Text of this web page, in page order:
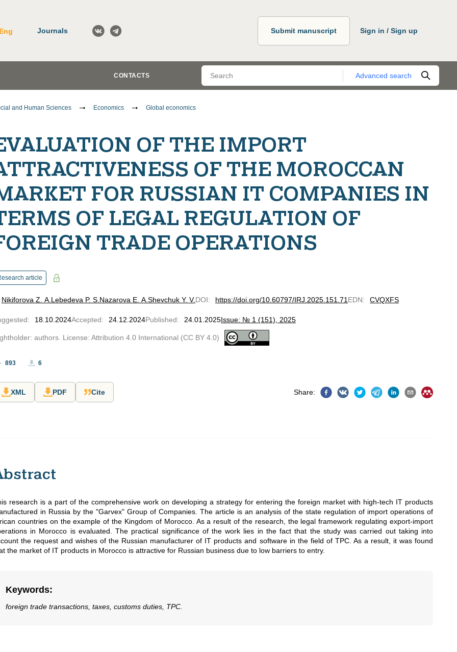
Eng Journals Submit manuscript Sign in / Sign up
CONTACTS Advanced search
and Human Sciences Economics Global economics
OF THE IMPORT
OF THE MOROCCAN
FOR RUSSIAN IT COMPANIES IN
OF LEGAL REGULATION OF
TRADE OPERATIONS
article
Nikiforova Z. A. Lebedeva P. S. Nazarova E. A. Shevchuk Y. V.DOI: https://doi.org/10.60797/IRJ.2025.151.71 EDN: CVQXFS
: 18.10.2024Accepted: 24.12.2024Published: 24.01.2025Issue: № 1 (151), 2025
authors. License: Attribution 4.0 International (CC BY 4.0)
893 6
XML PDF Cite Share:
research is a part of the comprehensive work on developing a strategy for entering the foreign market with high-tech IT products
in Russia by the "Garvex" Group of Companies. The article is an analysis of the state regulation of import operations of
countries on the example of the Kingdom of Morocco. As a result of the research, the legal framework regulating export-import
in Morocco is evaluated. The practical significance of the work lies in the fact that the study was carried out taking into
the request and wishes of the Russian manufacturer of IT products and software in the field of TPC. As a result, it was found
the market of IT products in Morocco is attractive for Russian business due to low barriers to entry.
Keywords:
foreign trade transactions, taxes, customs duties, TPC.